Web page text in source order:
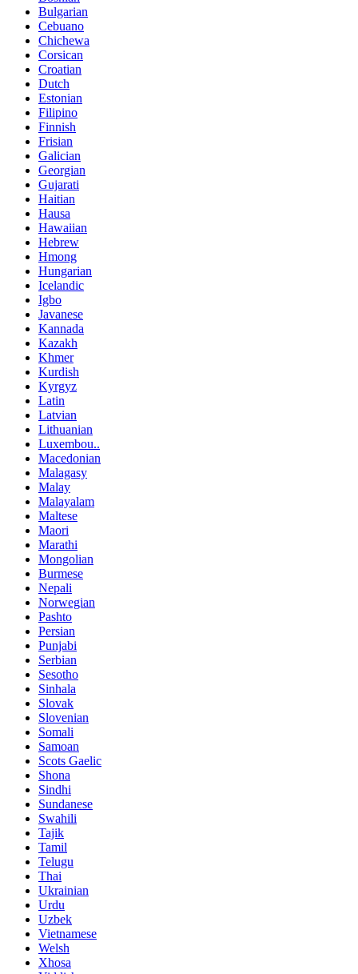
Bulgarian
Cebuano
Chichewa
Corsican
Croatian
Dutch
Estonian
Filipino
Finnish
Frisian
Galician
Georgian
Gujarati
Haitian
Hausa
Hawaiian
Hebrew
Hmong
Hungarian
Icelandic
Igbo
Javanese
Kannada
Kazakh
Khmer
Kurdish
Kyrgyz
Latin
Latvian
Lithuanian
Luxembou..
Macedonian
Malagasy
Malay
Malayalam
Maltese
Maori
Marathi
Mongolian
Burmese
Nepali
Norwegian
Pashto
Persian
Punjabi
Serbian
Sesotho
Sinhala
Slovak
Slovenian
Somali
Samoan
Scots Gaelic
Shona
Sindhi
Sundanese
Swahili
Tajik
Tamil
Telugu
Thai
Ukrainian
Urdu
Uzbek
Vietnamese
Welsh
Xhosa